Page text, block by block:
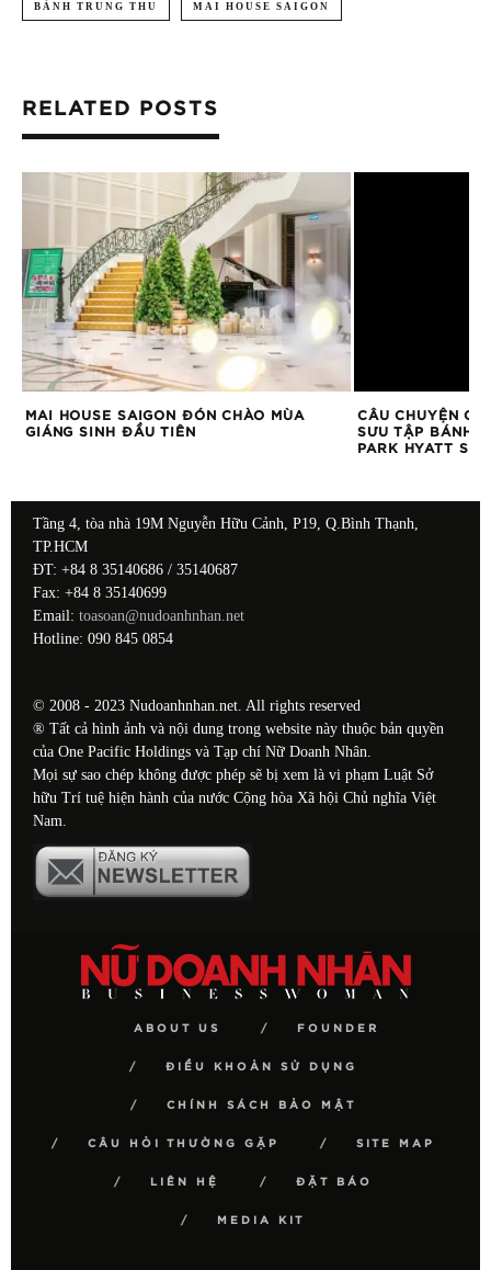
BÁNH TRUNG THU MAI HOUSE SAIGON
RELATED POSTS
MAI HOUSE SAIGON ĐÓN CHÀO MÙA
GIÁNG SINH ĐẦU TIÊN
CÂU CHUYỆN
SƯU TẬP BÁNH
PARK HYATT
Tầng 4, tòa nhà 19M Nguyễn Hữu Cảnh, P19, Q.Bình Thạnh,
TP.HCM
ĐT: +84 8 35140686 / 35140687
Fax: +84 8 35140699
Email: toasoan@nudoanhnhan.net
Hotline: 090 845 0854
© 2008 - 2023 Nudoanhnhan.net. All rights reserved
® Tất cả hình ảnh và nội dung trong website này thuộc bản quyền
của One Pacific Holdings và Tạp chí Nữ Doanh Nhân.
Mọi sự sao chép không được phép sẽ bị xem là vi phạm Luật Sở
hữu Trí tuệ hiện hành của nước Cộng hòa Xã hội Chủ nghĩa Việt
Nam.
ABOUT US FOUNDER
ĐIỀU KHOẢN SỬ DỤNG
CHÍNH SÁCH BẢO MẬT
CÂU HỎI THƯỜNG GẶP SITE MAP
LIÊN HỆ ĐẶT BÁO
MEDIA KIT